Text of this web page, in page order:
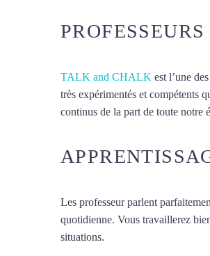
TALK and CHALK est l’une
très expérimentés et compétents
continus de la part de toute notre
Les professeur parlent
quotidienne. Vous travaillerez
situations.